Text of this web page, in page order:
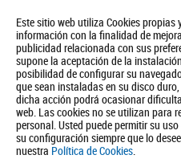
Este sitio web utiliza Cookies propias
información con la finalidad de
publicidad relacionada con sus
supone la aceptación de la
posibilidad de configurar su
que sean instaladas en su disco
dicha acción podrá ocasionar
web. Las cookies no se utilizan para
personal. Usted puede permitir su
su configuración siempre que lo
nuestra Política de Cookies.
About us Tourism Política de